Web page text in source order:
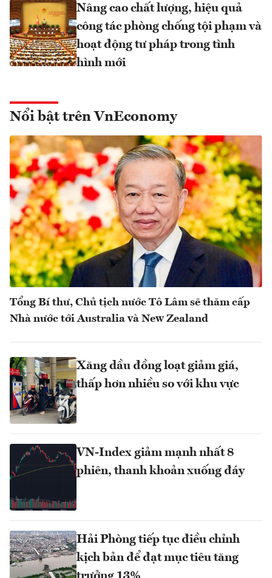
Nâng cao chất lượng, hiệu quả
công tác phòng chống tội phạm và
hoạt động tư pháp trong tình
hình mới
Nổi bật trên VnEconomy
Tổng Bí thư, Chủ tịch nước Tô Lâm sẽ thăm cấp
Nhà nước tới Australia và New Zealand
Xăng dầu đồng loạt giảm giá,
thấp hơn nhiều so với khu vực
VN-Index giảm mạnh nhất 8
phiên, thanh khoản xuống đáy
Hải Phòng tiếp tục điều chỉnh
kịch bản để đạt mục tiêu tăng